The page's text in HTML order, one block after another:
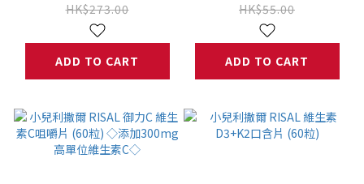
HK$273.00
ADD TO CART
HK$55.00
ADD TO CART